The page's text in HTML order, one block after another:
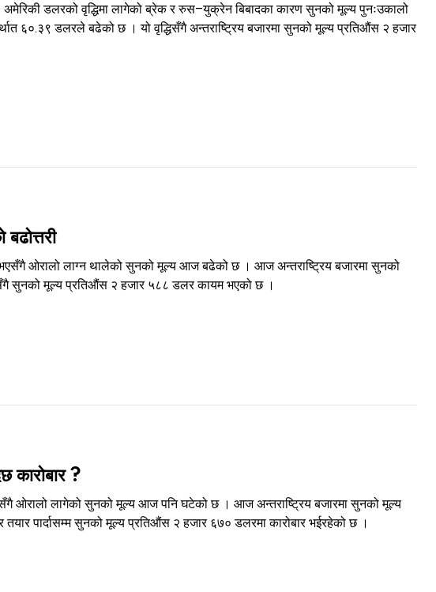
डलरको वृद्धिमा लागेको ब्रेक र रुस–युक्रेन बिबादका कारण सुनको मूल्य पुनःउकालो
६०.३९ डलरले बढेको छ । यो वृद्धिसँगै अन्तराष्ट्रिय बजारमा सुनको मूल्य प्रतिऔंस २ हजार
भएसँगै ओरालो लाग्न थालेको सुनको मूल्य आज बढेको छ । आज अन्तराष्ट्रिय बजारमा सुनको
सुनको मूल्य प्रतिऔंस २ हजार ५८८ डलर कायम भएको छ ।
?
भएसँगै ओरालो लागेको सुनको मूल्य आज पनि घटेको छ । आज अन्तराष्ट्रिय बजारमा सुनको मूल्य
पार्दासम्म सुनको मूल्य प्रतिऔंस २ हजार ६७० डलरमा कारोबार भईरहेको छ ।